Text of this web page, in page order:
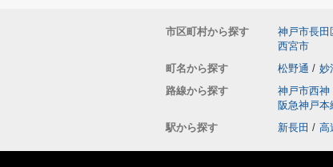
市区町村から探す 神戸市長田
西宮市
町名から探す
松野通 / 妙
路線から探す
神戸市西神
阪急神戸本
駅から探す
新長田 / 高